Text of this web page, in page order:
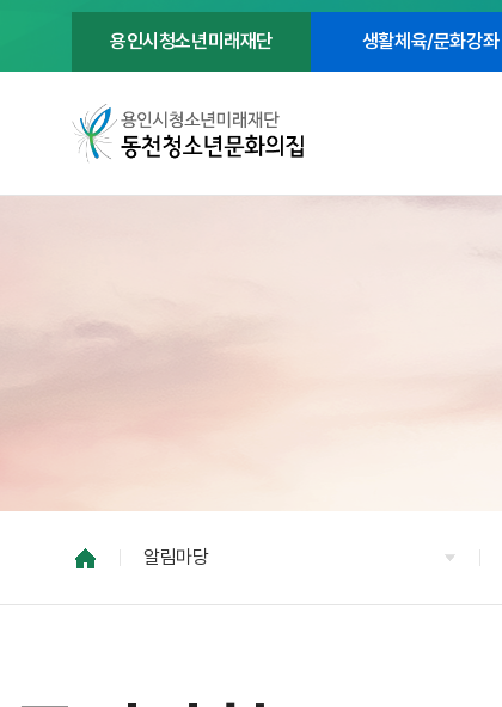
용인시청소년미래재단 생활체육/문화강좌
알림마당